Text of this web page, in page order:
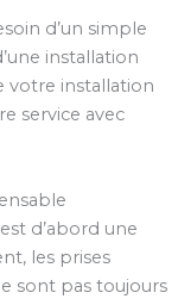
d’un simple
installation
votre installation
service avec
d’abord une
les prises
sont pas toujours